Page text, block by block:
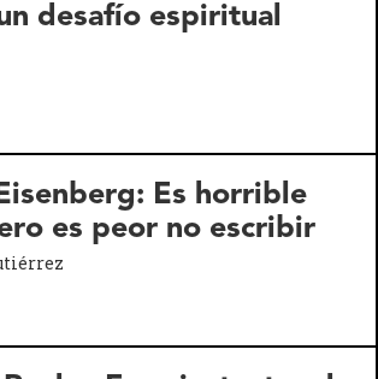
desafío espiritual
Es horrible
es peor no escribir